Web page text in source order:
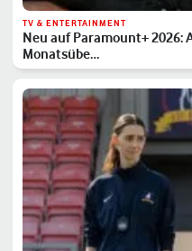
TV & ENTERTAINMENT
Neu auf Paramount+
Monatsübe…